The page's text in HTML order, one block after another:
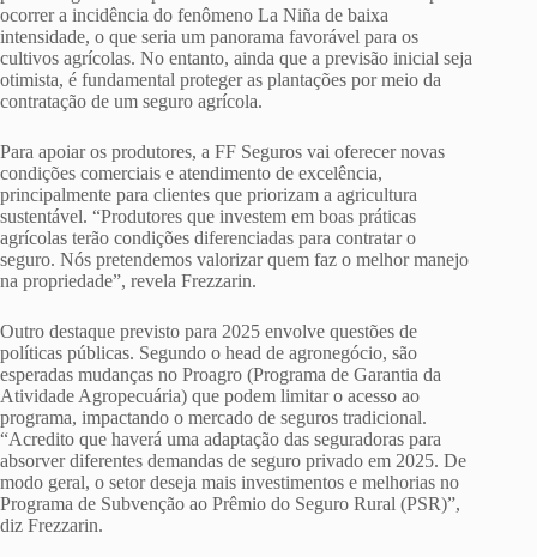
ocorrer a incidência do fenômeno La Niña de baixa
intensidade, o que seria um panorama favorável para os
cultivos agrícolas. No entanto, ainda que a previsão inicial seja
otimista, é fundamental proteger as plantações por meio da
contratação de um seguro agrícola.
Para apoiar os produtores, a FF Seguros vai oferecer novas
condições comerciais e atendimento de excelência,
principalmente para clientes que priorizam a agricultura
sustentável. “Produtores que investem em boas práticas
agrícolas terão condições diferenciadas para contratar o
seguro. Nós pretendemos valorizar quem faz o melhor manejo
na propriedade”, revela Frezzarin.
Outro destaque previsto para 2025 envolve questões de
políticas públicas. Segundo o head de agronegócio, são
esperadas mudanças no Proagro (Programa de Garantia da
Atividade Agropecuária) que podem limitar o acesso ao
programa, impactando o mercado de seguros tradicional.
“Acredito que haverá uma adaptação das seguradoras para
absorver diferentes demandas de seguro privado em 2025. De
modo geral, o setor deseja mais investimentos e melhorias no
Programa de Subvenção ao Prêmio do Seguro Rural (PSR)”,
diz Frezzarin.